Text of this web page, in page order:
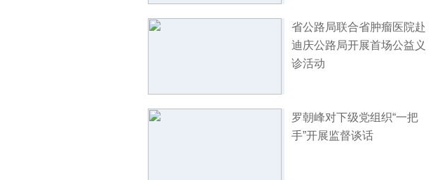
省公路局联合省肿瘤医院赴
迪庆公路局开展首场公益义
诊活动
罗朝峰对下级党组织“一把
手”开展监督谈话